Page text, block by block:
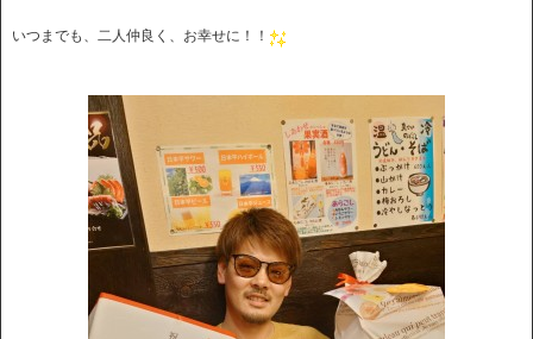
いつまでも、二人仲良く、お幸せに！！